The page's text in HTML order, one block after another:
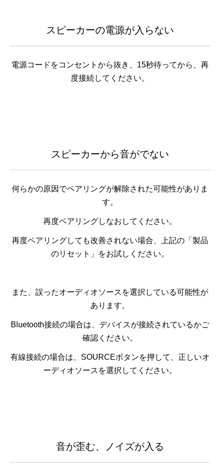
スピーカーの電源が入らない
電源コードをコンセントから抜き、15秒待ってから、再
度接続してください。
スピーカーから音がでない
何らかの原因でペアリングが解除された可能性がありま
す。
再度ペアリングしなおしてください。
再度ペアリングしても改善されない場合、上記の「製品
のリセット」をお試しください。
また、誤ったオーディオソースを選択している可能性が
あります。
Bluetooth接続の場合は、デバイスが接続されているかご
確認ください。
有線接続の場合は、SOURCEボタンを押して、正しいオ
ーディオソースを選択してください。
音が歪む、ノイズが入る